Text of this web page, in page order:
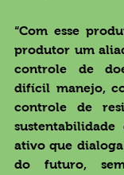
“Com esse
produtor um
controle de
difícil manejo,
controle de
ativo que
do futuro,